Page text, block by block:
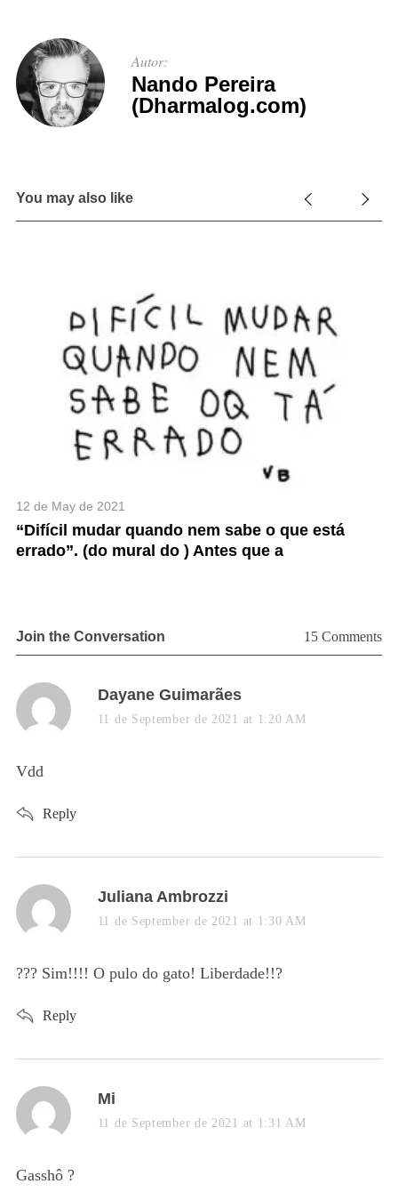
Autor:
Nando Pereira
(Dharmalog.com)
You may also like
12 de May de 2021
“Difícil mudar quando nem sabe o que está
errado”. (do mural do ) Antes que a
Join the Conversation 15 Comments
s
a
Dayane Guimarães
11 de September de 2021 at 1:20 AM
Vdd
Reply
s
a
s
Juliana Ambrozzi
11 de September de 2021 at 1:30 AM
??? Sim!!!! O pulo do gato! Liberdade!!?
Reply
s
a
Mi
11 de September de 2021 at 1:31 AM
Gasshô ?